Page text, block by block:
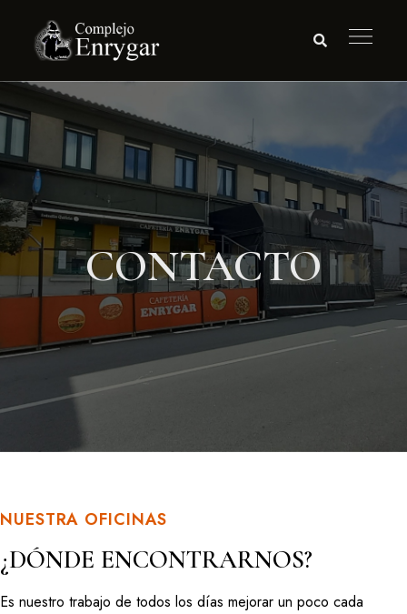
CONTACTO
NUESTRA OFICINAS
¿DÓNDE ENCONTRARNOS?
Es nuestro trabajo de todos los días mejorar un poco cada